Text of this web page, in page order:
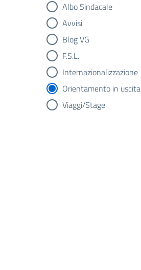
tipologia di articoli
Albo Sindacale
Avvisi
Blog VG
F.S.L.
Internazionalizzazione
Orientamento in uscita
Viaggi/Stage